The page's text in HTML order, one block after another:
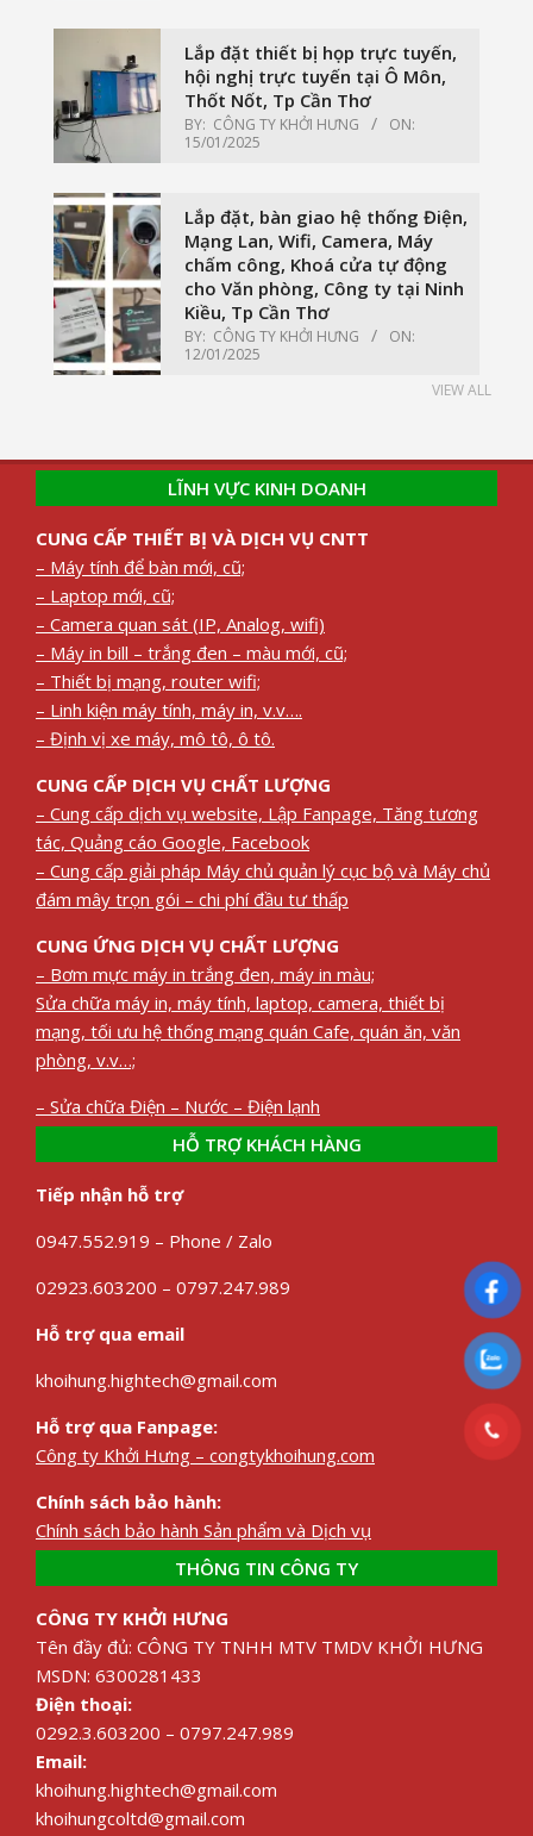
Lắp đặt thiết bị họp trực tuyến,
hội nghị trực tuyến tại Ô Môn,
Thốt Nốt, Tp Cần Thơ
BY: CÔNG TY KHỞI HƯNG
ON:
15/01/2025
Lắp đặt, bàn giao hệ thống Điện,
Mạng Lan, Wifi, Camera, Máy
chấm công, Khoá cửa tự động
cho Văn phòng, Công ty tại Ninh
Kiều, Tp Cần Thơ
BY: CÔNG TY KHỞI HƯNG
ON:
12/01/2025
VIEW ALL
LĨNH VỰC KINH DOANH
CUNG CẤP THIẾT BỊ VÀ DỊCH VỤ CNTT
– Máy tính để bàn mới, cũ;
– Laptop mới, cũ;
– Camera quan sát (IP, Analog, wifi)
– Máy in bill – trắng đen – màu mới, cũ;
– Thiết bị mạng, router wifi;
– Linh kiện máy tính, máy in, v.v….
– Định vị xe máy, mô tô, ô tô.
CUNG CẤP DỊCH VỤ CHẤT LƯỢNG
– Cung cấp dịch vụ website, Lập Fanpage, Tăng tương
tác, Quảng cáo Google, Facebook
– Cung cấp giải pháp Máy chủ quản lý cục bộ và Máy chủ
đám mây trọn gói – chi phí đầu tư thấp
CUNG ỨNG DỊCH VỤ CHẤT LƯỢNG
– Bơm mực máy in trắng đen, máy in màu;
Sửa chữa máy in, máy tính, laptop, camera, thiết bị
mạng, tối ưu hệ thống mạng quán Cafe, quán ăn, văn
phòng, v.v…;
– Sửa chữa Điện – Nước – Điện lạnh
HỖ TRỢ KHÁCH HÀNG
Tiếp nhận hỗ trợ
0947.552.919 – Phone / Zalo
02923.603200 – 0797.247.989
Hỗ trợ qua email
khoihung.hightech@gmail.com
Hỗ trợ qua Fanpage:
Công ty Khởi Hưng – congtykhoihung.com
Chính sách bảo hành:
Chính sách bảo hành Sản phẩm và Dịch vụ
THÔNG TIN CÔNG TY
CÔNG TY KHỞI HƯNG
Tên đầy đủ: CÔNG TY TNHH MTV TMDV KHỞI HƯNG
MSDN: 6300281433
Điện thoại:
0292.3.603200 – 0797.247.989
Email:
khoihung.hightech@gmail.com
khoihungcoltd@gmail.com